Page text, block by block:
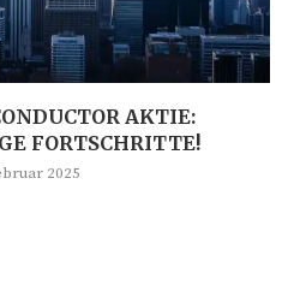
AKTIE:
FORTSCHRITTE!
2025